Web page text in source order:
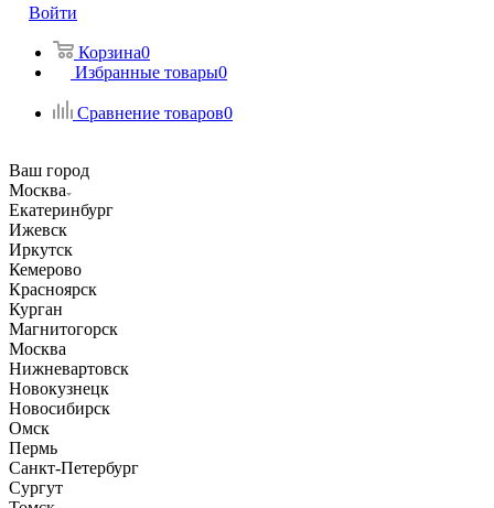
Войти
Корзина0
Избранные товары0
Сравнение товаров0
Ваш город
Москва
Екатеринбург
Ижевск
Иркутск
Кемерово
Красноярск
Курган
Магнитогорск
Москва
Нижневартовск
Новокузнецк
Новосибирск
Омск
Пермь
Санкт-Петербург
Сургут